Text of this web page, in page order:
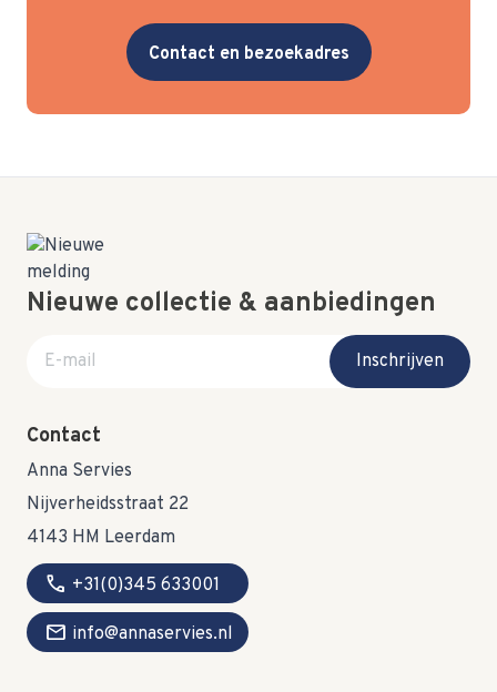
Contact en bezoekadres
Nieuwe collectie & aanbiedingen
E-mail adres
Inschrijven
Contact
Anna Servies
Nijverheidsstraat 22
4143 HM Leerdam
call +31(0)345 633001
mail info@annaservies.nl